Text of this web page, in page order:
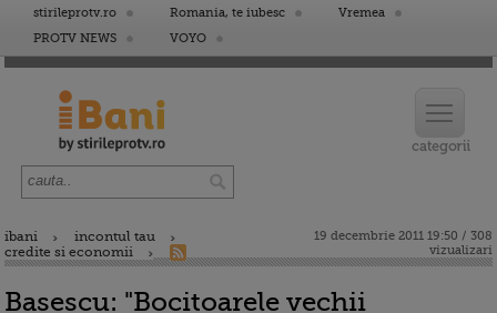
stirileprotv.ro Romania, te iubesc
Vremea
PROTV NEWS
VOYO
ibani
incontul tau
credite si economii
19 decembrie 2011 19:50 / 308
vizualizari
Basescu: "Bocitoarele vechii